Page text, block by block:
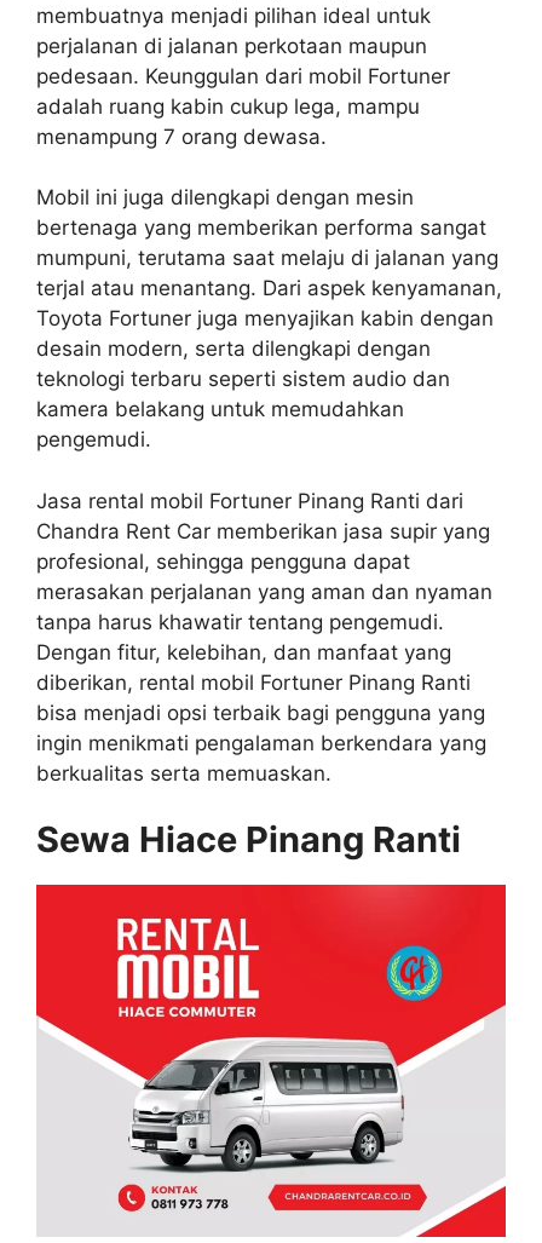
membuatnya menjadi pilihan ideal untuk
perjalanan di jalanan perkotaan maupun
pedesaan. Keunggulan dari mobil Fortuner
adalah ruang kabin cukup lega, mampu
menampung 7 orang dewasa.
Mobil ini juga dilengkapi dengan mesin
bertenaga yang memberikan performa sangat
mumpuni, terutama saat melaju di jalanan yang
terjal atau menantang. Dari aspek kenyamanan,
Toyota Fortuner juga menyajikan kabin dengan
desain modern, serta dilengkapi dengan
teknologi terbaru seperti sistem audio dan
kamera belakang untuk memudahkan
pengemudi.
Jasa rental mobil Fortuner Pinang Ranti dari
Chandra Rent Car memberikan jasa supir yang
profesional, sehingga pengguna dapat
merasakan perjalanan yang aman dan nyaman
tanpa harus khawatir tentang pengemudi.
Dengan fitur, kelebihan, dan manfaat yang
diberikan, rental mobil Fortuner Pinang Ranti
bisa menjadi opsi terbaik bagi pengguna yang
ingin menikmati pengalaman berkendara yang
berkualitas serta memuaskan.
Sewa Hiace Pinang Ranti